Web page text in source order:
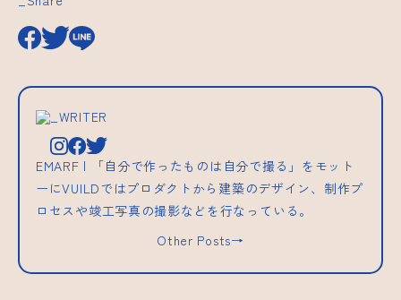
_WRITER
EMARF | 「自分で作ったものは自分で撮る」をモット
ーにVUILDではプロダクトから建築のデザイン、制作プ
ロセスや竣工写真の撮影などを行なっている。
Other Posts→